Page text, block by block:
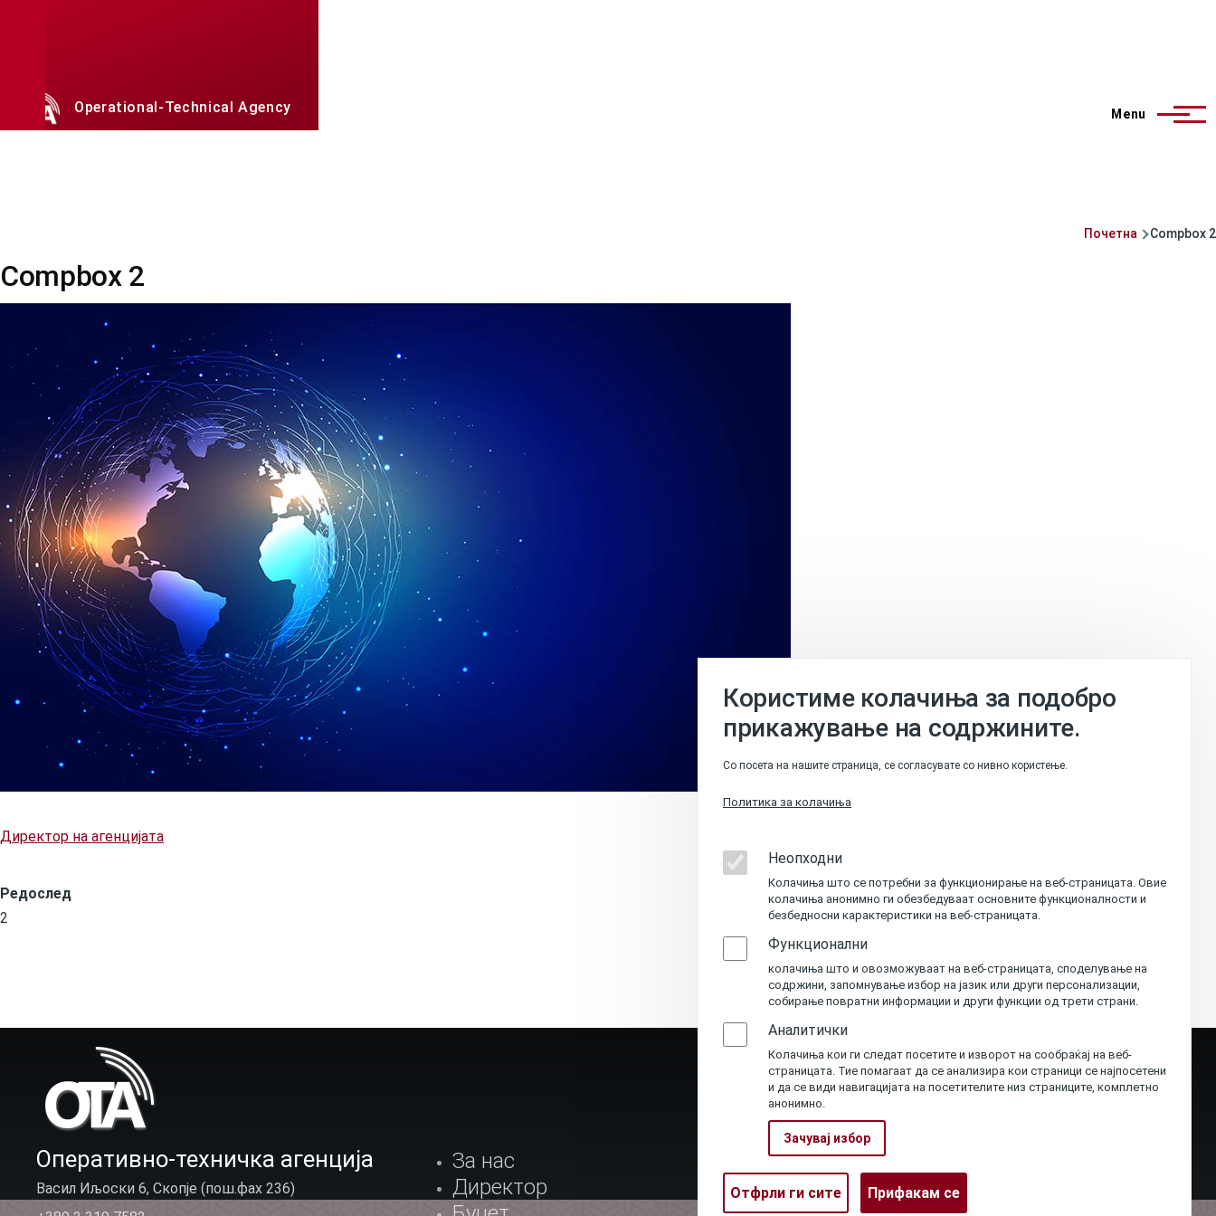
Operational-Technical Agency Menu
Почетна Compbox 2
Compbox 2
Директор на агенцијата
Редослед
2
Оперативно-техничка агенција
Васил Иљоски 6, Скопје (пош.фах 236)
Мени-1
За нас
Директор
Мени-2
Закони
Јавни набавки
Користиме колачиња за подобро
прикажување на содржините.
Со посета на нашите страница, се согласувате со нивно користење.
Политика за колачиња
Неопходни
Колачиња што се потребни за функционирање на веб-страницата. Овие
колачиња анонимно ги обезбедуваат основните функционалности и
безбедносни карактеристики на веб-страницата.
Функционални
колачиња што и овозможуваат на веб-страницата, споделување на
содржини, запомнување избор на јазик или други персонализации,
собирање повратни информации и други функции од трети страни.
Аналитички
Колачиња кои ги следат посетите и изворот на сообраќај на веб-
страницата. Тие помагаат да се анализира кои страници се најпосетени
и да се види навигацијата на посетителите низ страниците, комплетно
анонимно.
Зачувај избор
Отфрли ги сите Прифакам се